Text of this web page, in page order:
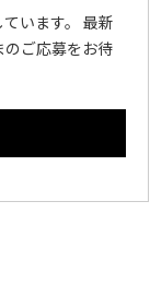
います。 最新
ご応募をお待